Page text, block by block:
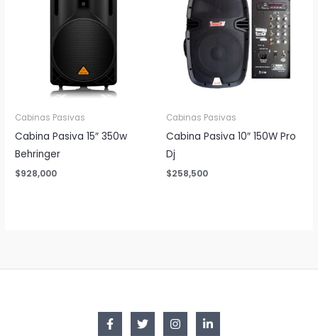
Cabinas Pasivas
Cabina Pasiva 15″ 350w
Behringer
$928,000
Cabinas Pasivas
Cabina Pasiva 10″ 150W Pro
Dj
$258,500